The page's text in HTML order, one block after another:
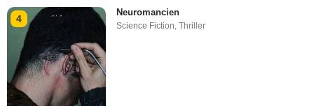
4
Neuromancien
Science Fiction,Thriller